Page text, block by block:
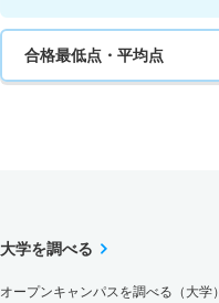
合格最低点・平均点
大学を調べる
オープンキャンパスを調べる（大学）